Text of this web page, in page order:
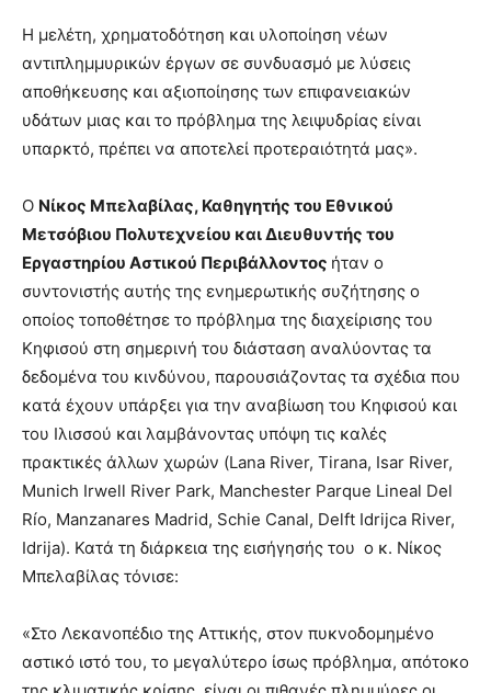
Η μελέτη, χρηματοδότηση και υλοποίηση νέων
αντιπλημμυρικών έργων σε συνδυασμό με λύσεις
αποθήκευσης και αξιοποίησης των επιφανειακών
υδάτων μιας και το πρόβλημα της λειψυδρίας είναι
υπαρκτό, πρέπει να αποτελεί προτεραιότητά μας».
Ο Νίκος Μπελαβίλας, Καθηγητής του Εθνικού
Μετσόβιου Πολυτεχνείου και Διευθυντής του
Εργαστηρίου Αστικού Περιβάλλοντος ήταν ο
συντονιστής αυτής της ενημερωτικής συζήτησης ο
οποίος τοποθέτησε το πρόβλημα της διαχείρισης του
Κηφισού στη σημερινή του διάσταση αναλύοντας τα
δεδομένα του κινδύνου, παρουσιάζοντας τα σχέδια που
κατά έχουν υπάρξει για την αναβίωση του Κηφισού και
του Ιλισσού και λαμβάνοντας υπόψη τις καλές
πρακτικές άλλων χωρών (Lana River, Tirana, Isar River,
Munich Irwell River Park, Manchester Parque Lineal Del
Río, Manzanares Madrid, Schie Canal, Delft Idrijca River,
Idrija). Κατά τη διάρκεια της εισήγησής του ο κ. Νίκος
Μπελαβίλας τόνισε:
«Στο Λεκανοπέδιο της Αττικής, στον πυκνοδομημένο
αστικό ιστό του, το μεγαλύτερο ίσως πρόβλημα, απότοκο